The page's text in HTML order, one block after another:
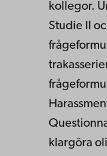
kollegor.
Studie II
klargöra